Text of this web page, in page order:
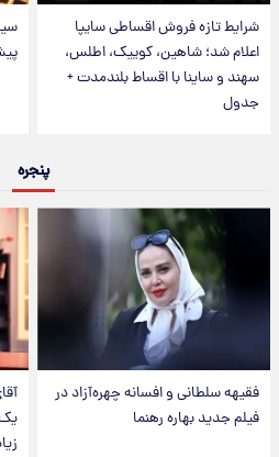
شرایط تازه فروش اقساطی سایپا
اعلام شد؛ شاهین، کوییک، اطلس،
سهند و ساینا با اقساط بلندمدت +
جدول
پنجره
فقیهه سلطانی و افسانه چهره‌آزاد در
فیلم جدید بهاره رهنما